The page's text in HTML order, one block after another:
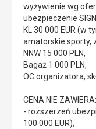
wyżywienie wg
ubezpieczenie
KL 30 000 EUR (w
amatorskie sporty,
NNW 15 000 PLN,
Bagaż 1 000 PLN,
OC organizatora,
CENA NIE ZAWIERA:
- rozszerzeń
100 000 EUR),